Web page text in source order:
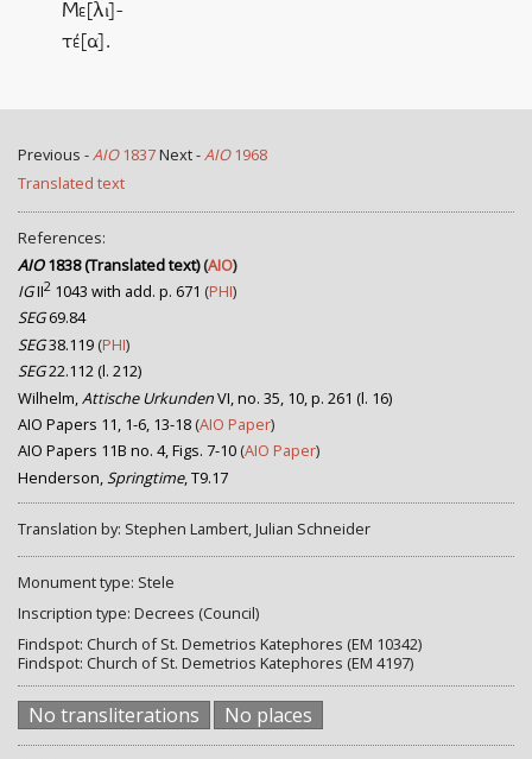
Με[λι]-
τέ[α].
Previous -AIO1837Next -AIO1968
Translated text
References:
AIO1838 (Translated text)(AIO)
IGII2 1043 with add. p. 671 (PHI)
SEG69.84
SEG38.119 (PHI)
SEG22.112 (l. 212)
Wilhelm, Attische UrkundenVI, no. 35, 10, p. 261 (l. 16)
AIO Papers 11, 1-6, 13-18 (AIO Paper)
AIO Papers 11B no. 4, Figs. 7-10 (AIO Paper)
Henderson,Springtime, T9.17
Translation by: Stephen Lambert, Julian Schneider
Monument type: Stele
Inscription type: Decrees (Council)
Findspot: Church of St. Demetrios Katephores (EM 10342)
Findspot: Church of St. Demetrios Katephores (EM 4197)
No transliterations No places